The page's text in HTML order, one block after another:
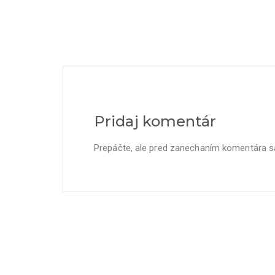
Pridaj komentár
Prepáčte, ale pred zanechaním komentára